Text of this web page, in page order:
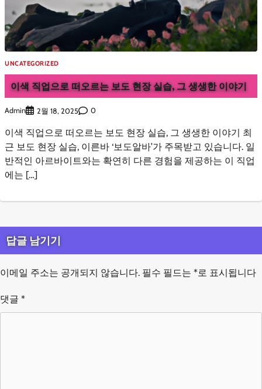
UNCATEGORIZED
이색 직업으로 떠오르는 보도 현장 실습, 그 생생한 이야기
Admin 2월 18, 2025 0
이색 직업으로 떠오르는 보도 현장 실습, 그 생생한 이야기 최
근 보도 현장 실습, 이른바 ‘보도알바’가 주목받고 있습니다. 일
반적인 아르바이트와는 확연히 다른 경험을 제공하는 이 직업
에는 […]
답글 남기기
이메일 주소는 공개되지 않습니다. 필수 필드는 *로 표시됩니다
댓글 *